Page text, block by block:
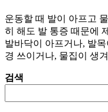
운동할 때 발이 아프고
히 해도 발 통증 때문에
발바닥이 아프거나, 발
경 쓰이거나, 물집이 생
검색